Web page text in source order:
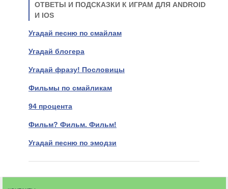
ОТВЕТЫ И ПОДСКАЗКИ К ИГРАМ ДЛЯ ANDROID
И IOS
Угадай песню по смайлам
Угадай блогера
Угадай фразу! Пословицы
Фильмы по смайликам
94 процента
Фильм? Фильм. Фильм!
Угадай песню по эмодзи